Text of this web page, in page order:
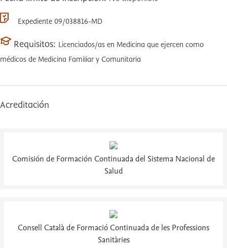
Expediente 09/038816-MD
Requisitos: Licenciados/as en Medicina que ejercen como
médicos de Medicina Familiar y Comunitaria
Acreditación
Comisión de Formación Continuada del Sistema Nacional de
Salud
Consell Català de Formació Continuada de les Professions
Sanitàries